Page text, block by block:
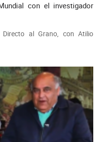
con el investigador
Directo al Grano, con Atilio